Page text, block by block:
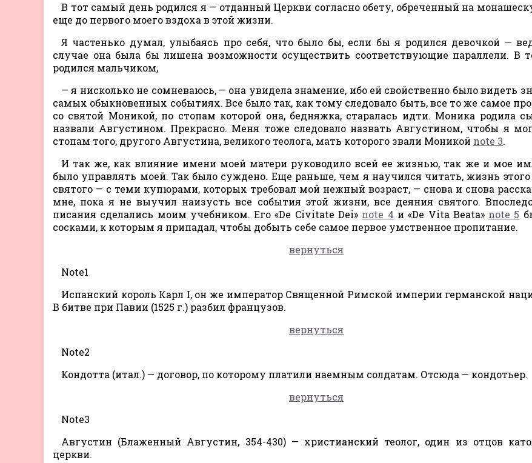
В тот самый день родился я — отданный Церкви согласно обету, обреченный на
еще до первого моего вздоха в этой жизни.
Я частенько думал, улыбаясь про себя, что было бы, если бы я родился девочкой —
случае она была бы лишена возможности осуществить соответствующие параллели. В
родился мальчиком,
— я нисколько не сомневаюсь, — она увидела знамение, ибо ей свойственно было видеть
самых обыкновенных событиях. Все было так, как тому следовало быть, все то же самое
со святой Моникой, по стопам которой она, бедняжка, старалась идти. Моника родила
назвали Августином. Прекрасно. Меня тоже следовало назвать Августином, чтобы я
стопам того, другого Августина, великого теолога, мать которого звали Моникой note 3.
И так же, как влияние имени моей матери руководило всей ее жизнью, так же и мое
было управлять моей. Так было суждено. Еще раньше, чем я научился читать, жизнь этого
святого — с теми купюрами, которых требовал мой нежный возраст, — снова и снова
мне, пока я не выучил наизусть все события этой жизни, все деяния святого.
писания сделались моим учебником. Его «De Civitate Dei» note 4 и «De Vita Beata» note 5
сосками, к которым я припадал, чтобы добыть себе самое первое умственное пропитание.
вернуться
Note1
Испанский король Карл I, он же император Священной Римской империи германской
В битве при Павии (1525 г.) разбил французов.
вернуться
Note2
Кондотта (итал.) — договор, по которому платили наемным солдатам. Отсюда — кондотьер.
вернуться
Note3
Августин (Блаженный Августин, 354-430) — христианский теолог, один из отцов
церкви.